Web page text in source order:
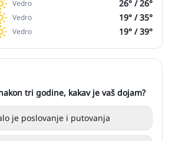
Vedro 26° /26°
Vedro 19° /35°
Vedro 19° /39°
tri godine, kakav je vaš dojam?
je poslovanje i putovanja